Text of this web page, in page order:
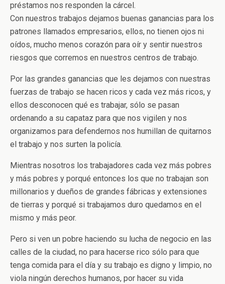
préstamos nos responden la cárcel.
Con nuestros trabajos dejamos buenas ganancias para los
patrones llamados empresarios, ellos, no tienen ojos ni
oídos, mucho menos corazón para oír y sentir nuestros
riesgos que corremos en nuestros centros de trabajo.
Por las grandes ganancias que les dejamos con nuestras
fuerzas de trabajo se hacen ricos y cada vez más ricos, y
ellos desconocen qué es trabajar, sólo se pasan
ordenando a su capataz para que nos vigilen y nos
organizamos para defendernos nos humillan de quitarnos
el trabajo y nos surten la policía.
Mientras nosotros los trabajadores cada vez más pobres
y más pobres y porqué entonces los que no trabajan son
millonarios y dueños de grandes fábricas y extensiones
de tierras y porqué si trabajamos duro quedamos en el
mismo y más peor.
Pero si ven un pobre haciendo su lucha de negocio en las
calles de la ciudad, no para hacerse rico sólo para que
tenga comida para el día y su trabajo es digno y limpio, no
viola ningún derechos humanos, por hacer su vida